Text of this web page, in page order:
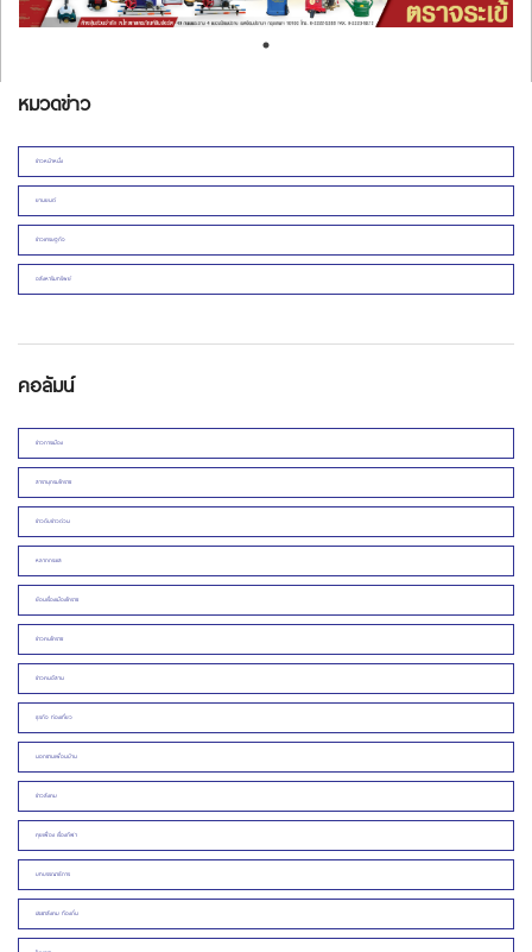
หมวดข่าว
ข่าวหน้าหนึ่ง
ยานยนต์
ข่าวเศรษฐกิจ
อสังหาริมทรัพย์
คอลัมน์
ข่าวการเมือง
สารานุกรมโคราช
ข่าวดิบข่าวด่วน
หลากกระแส
ย้อนเรื่องเมืองโคราช
ข่าวคนโคราช
ข่าวคนอีสาน
ธุรกิจ ท่องเที่ยว
นอกชานเพื่อนบ้าน
ข่าวสังคม
คุยเฟื่อง เรื่องกีฬา
บทบรรณาธิการ
ประชาสังคม ท้องถิ่น